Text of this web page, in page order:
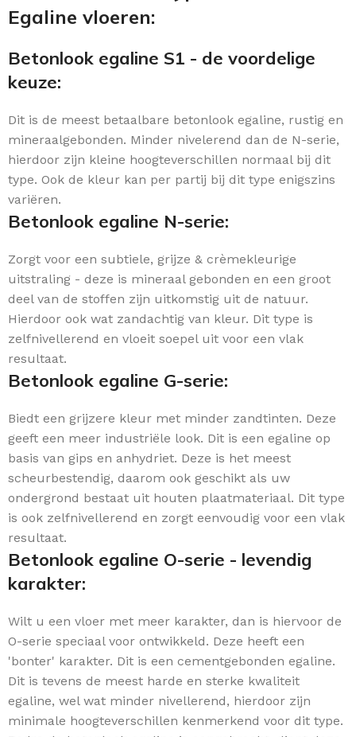
Egaline vloeren:
Betonlook egaline S1 - de voordelige
keuze:
Dit is de meest betaalbare betonlook egaline, rustig en
mineraalgebonden. Minder nivelerend dan de N-serie,
hierdoor zijn kleine hoogteverschillen normaal bij dit
type. Ook de kleur kan per partij bij dit type enigszins
variëren.
Betonlook egaline N-serie:
Zorgt voor een subtiele, grijze & crèmekleurige
uitstraling - deze is mineraal gebonden en een groot
deel van de stoffen zijn uitkomstig uit de natuur.
Hierdoor ook wat zandachtig van kleur. Dit type is
zelfnivellerend en vloeit soepel uit voor een vlak
resultaat.
Betonlook egaline G-serie:
Biedt een grijzere kleur met minder zandtinten. Deze
geeft een meer industriële look. Dit is een egaline op
basis van gips en anhydriet. Deze is het meest
scheurbestendig, daarom ook geschikt als uw
ondergrond bestaat uit houten plaatmateriaal. Dit type
is ook zelfnivellerend en zorgt eenvoudig voor een vlak
resultaat.
Betonlook egaline O-serie - levendig
karakter:
Wilt u een vloer met meer karakter, dan is hiervoor de
O-serie speciaal voor ontwikkeld. Deze heeft een
'bonter' karakter. Dit is een cementgebonden egaline.
Dit is tevens de meest harde en sterke kwaliteit
egaline, wel wat minder nivellerend, hierdoor zijn
minimale hoogteverschillen kenmerkend voor dit type.